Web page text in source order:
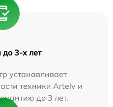
до 3-х лет
устанавливает
техники Artelv и
до 3 лет.